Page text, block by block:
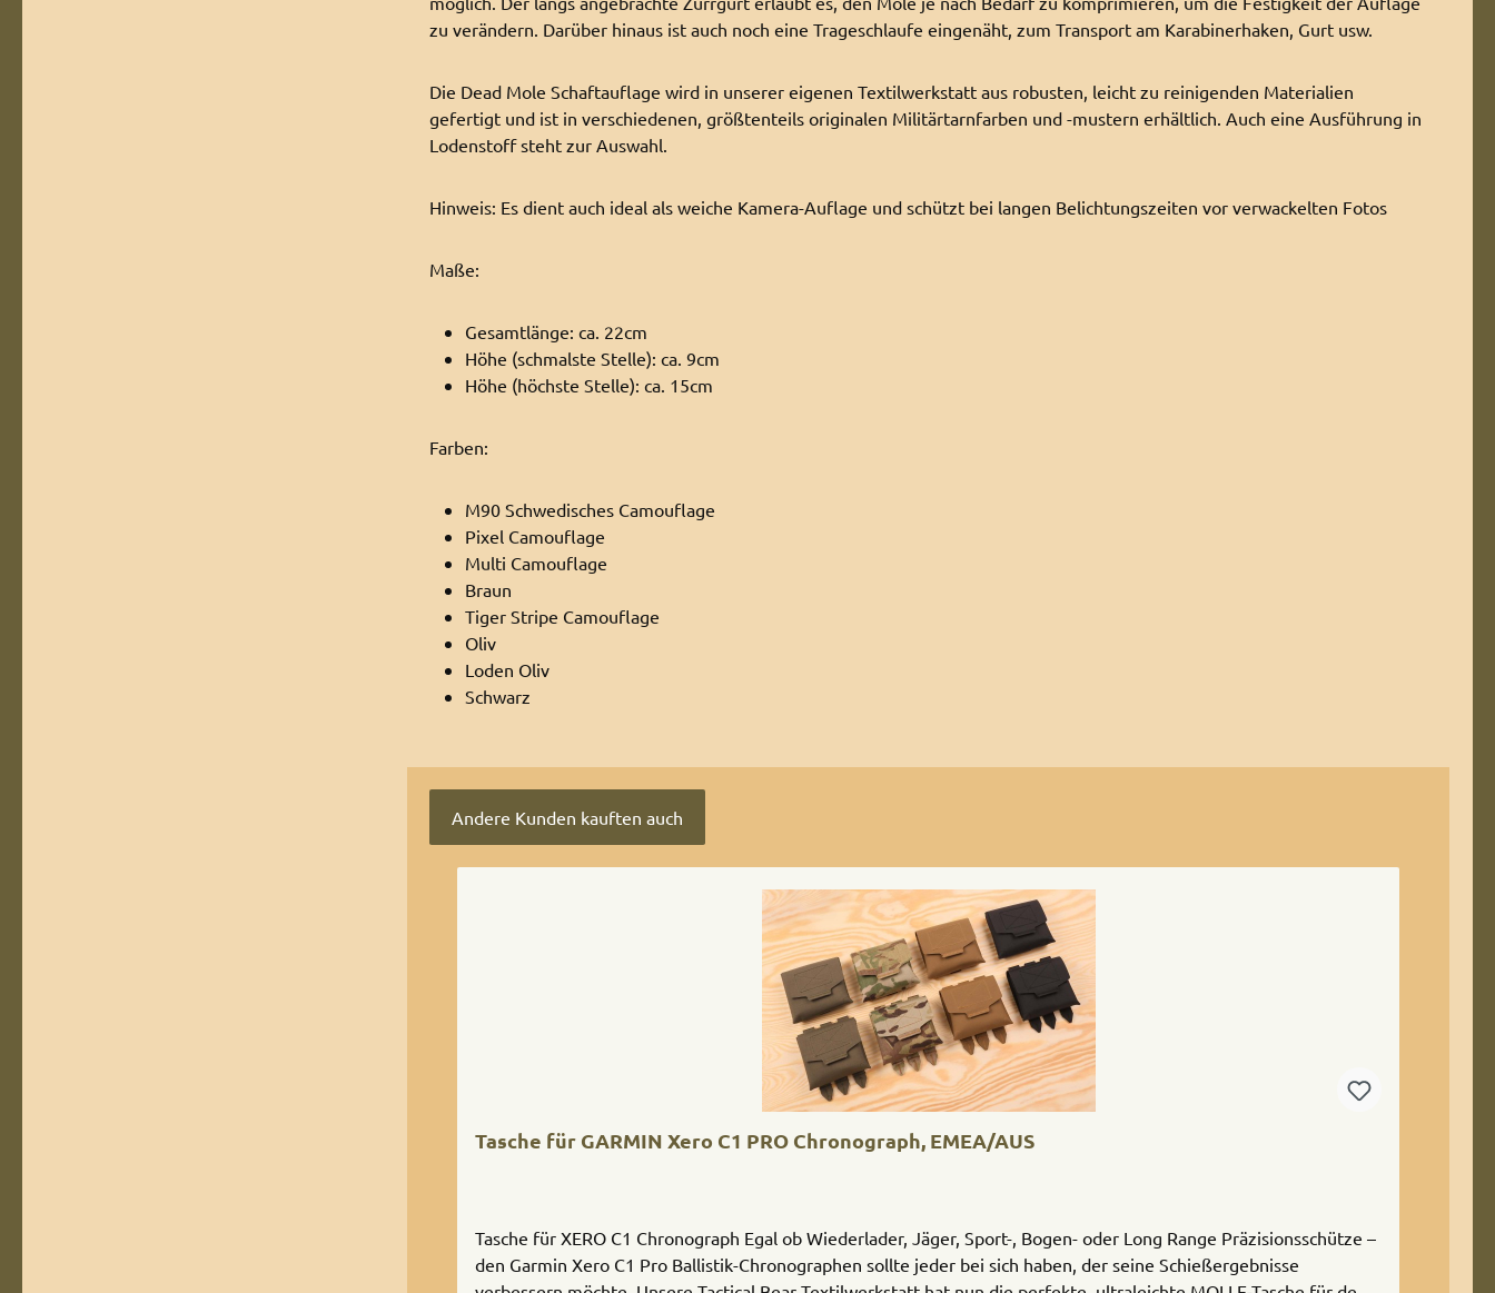
zu verändern. Darüber hinaus ist auch noch eine Trageschlaufe eingenäht, zum Transport am Karabinerhaken, Gurt usw.
Die Dead Mole Schaftauflage wird in unserer eigenen Textilwerkstatt aus robusten, leicht zu reinigenden Materialien
gefertigt und ist in verschiedenen, größtenteils originalen Militärtarnfarben und -mustern erhältlich. Auch eine Ausführung in
Lodenstoff steht zur Auswahl.
Hinweis: Es dient auch ideal als weiche Kamera-Auflage und schützt bei langen Belichtungszeiten vor verwackelten Fotos
Maße:
Gesamtlänge: ca. 22cm
Höhe (schmalste Stelle): ca. 9cm
Höhe (höchste Stelle): ca. 15cm
Farben:
M90 Schwedisches Camouflage
Pixel Camouflage
Multi Camouflage
Braun
Tiger Stripe Camouflage
Oliv
Loden Oliv
Schwarz
Andere Kunden kauften auch
Tasche für GARMIN Xero C1 PRO Chronograph, EMEA/AUS
Tasche für XERO C1 Chronograph Egal ob Wiederlader, Jäger, Sport-, Bogen- oder Long Range Präzisionsschütze –
den Garmin Xero C1 Pro Ballistik-Chronographen sollte jeder bei sich haben, der seine Schießergebnisse